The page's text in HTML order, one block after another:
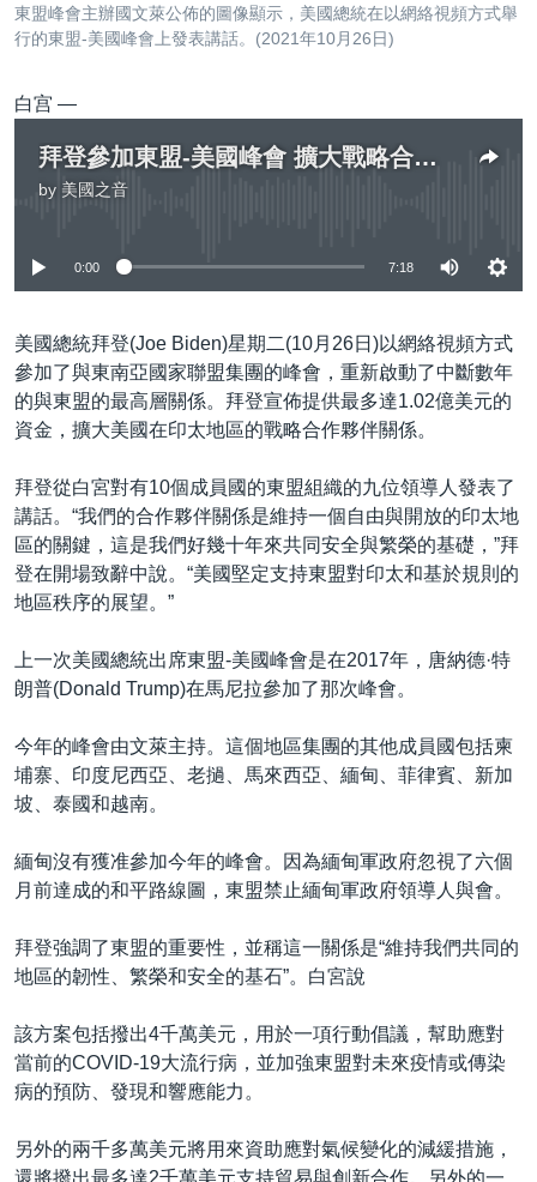
每日視頻新聞
美國專訊
視頻存檔
音頻
新聞音頻
海外港人
建國史話
廣播節目表
國語
關注我們
其他語言網站
東盟峰會主辦國文萊公佈的圖像顯示，美國總統在以網絡視頻方式舉
行的東盟-美國峰會上發表講話。(2021年10月26日)
白宫 —
拜登參加東盟-美國峰會 擴大戰略合作夥伴關係
by 美國之音
0:00 7:18
美國總統拜登(Joe Biden)星期二(10月26日)以網絡視頻方式
參加了與東南亞國家聯盟集團的峰會，重新啟動了中斷數年
的與東盟的最高層關係。拜登宣佈提供最多達1.02億美元的
資金，擴大美國在印太地區的戰略合作夥伴關係。
拜登從白宮對有10個成員國的東盟組織的九位領導人發表了
講話。“我們的合作夥伴關係是維持一個自由與開放的印太地
區的關鍵，這是我們好幾十年來共同安全與繁榮的基礎，”拜
登在開場致辭中說。“美國堅定支持東盟對印太和基於規則的
地區秩序的展望。”
上一次美國總統出席東盟-美國峰會是在2017年，唐納德·特
朗普(Donald Trump)在馬尼拉參加了那次峰會。
今年的峰會由文萊主持。這個地區集團的其他成員國包括柬
埔寨、印度尼西亞、老撾、馬來西亞、緬甸、菲律賓、新加
坡、泰國和越南。
緬甸沒有獲准參加今年的峰會。因為緬甸軍政府忽視了六個
月前達成的和平路線圖，東盟禁止緬甸軍政府領導人與會。
拜登強調了東盟的重要性，並稱這一關係是“維持我們共同的
地區的韌性、繁榮和安全的基石”。白宮說
該方案包括撥出4千萬美元，用於一項行動倡議，幫助應對
當前的COVID-19大流行病，並加強東盟對未來疫情或傳染
病的預防、發現和響應能力。
另外的兩千多萬美元將用來資助應對氣候變化的減緩措施，
還將撥出最多達2千萬美元支持貿易與創新合作。另外的一